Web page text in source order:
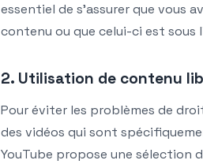
essentiel de s’assurer que vous
contenu ou que celui-ci est sous
2. Utilisation de contenu
Pour éviter les problèmes de
des vidéos qui sont
YouTube propose une sélection